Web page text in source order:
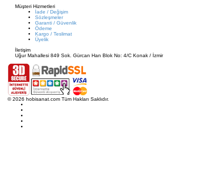
Müşteri Hizmetleri
İade / Değişim
Sözleşmeler
Garanti / Güvenlik
Ödeme
Kargo / Teslimat
Üyelik
İletişim
Uğur Mahallesi 849 Sok. Gürcan Han Blok No: 4/C Konak / İzmir
© 2026 hobisanat.com Tüm Hakları Saklıdır.